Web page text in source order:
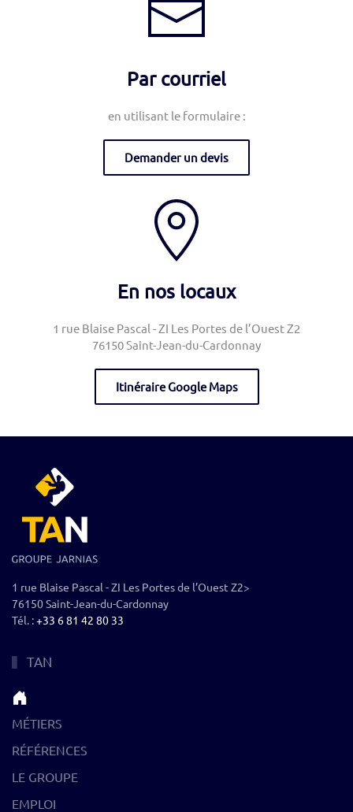
Par courriel
en utilisant le formulaire :
Demander un devis
En nos locaux
1 rue Blaise Pascal - ZI Les Portes de l’Ouest Z2
76150 Saint-Jean-du-Cardonnay
Itinéraire Google Maps
1 rue Blaise Pascal - ZI Les Portes de l’Ouest Z2>
76150 Saint-Jean-du-Cardonnay
Tél. :+33 6 81 42 80 33‬
TAN
MÉTIERS
RÉFÉRENCES
LE GROUPE
EMPLOI